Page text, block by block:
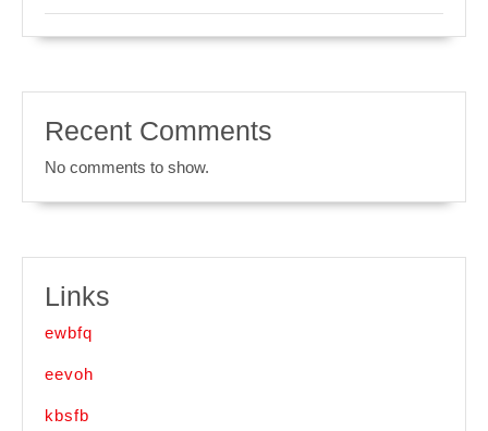
Recent Comments
No comments to show.
Links
ewbfq
eevoh
kbsfb